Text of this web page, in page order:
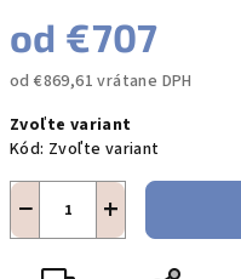
od €707
od€869,61 vrátane DPH
cena:
Zvoľte variant
Kód: Zvoľte variant
+
−